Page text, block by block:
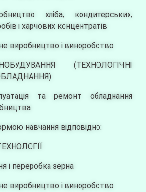
хліба, кондитерських,
і харчових концентратів
виробництво і виноробство
(ТЕХНОЛОГІЧНІ
та ремонт обладнання
навчання відповідно:
і переробка зерна
виробництво і виноробство